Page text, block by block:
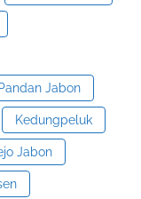
Jabon
Kedungpeluk
Jabon